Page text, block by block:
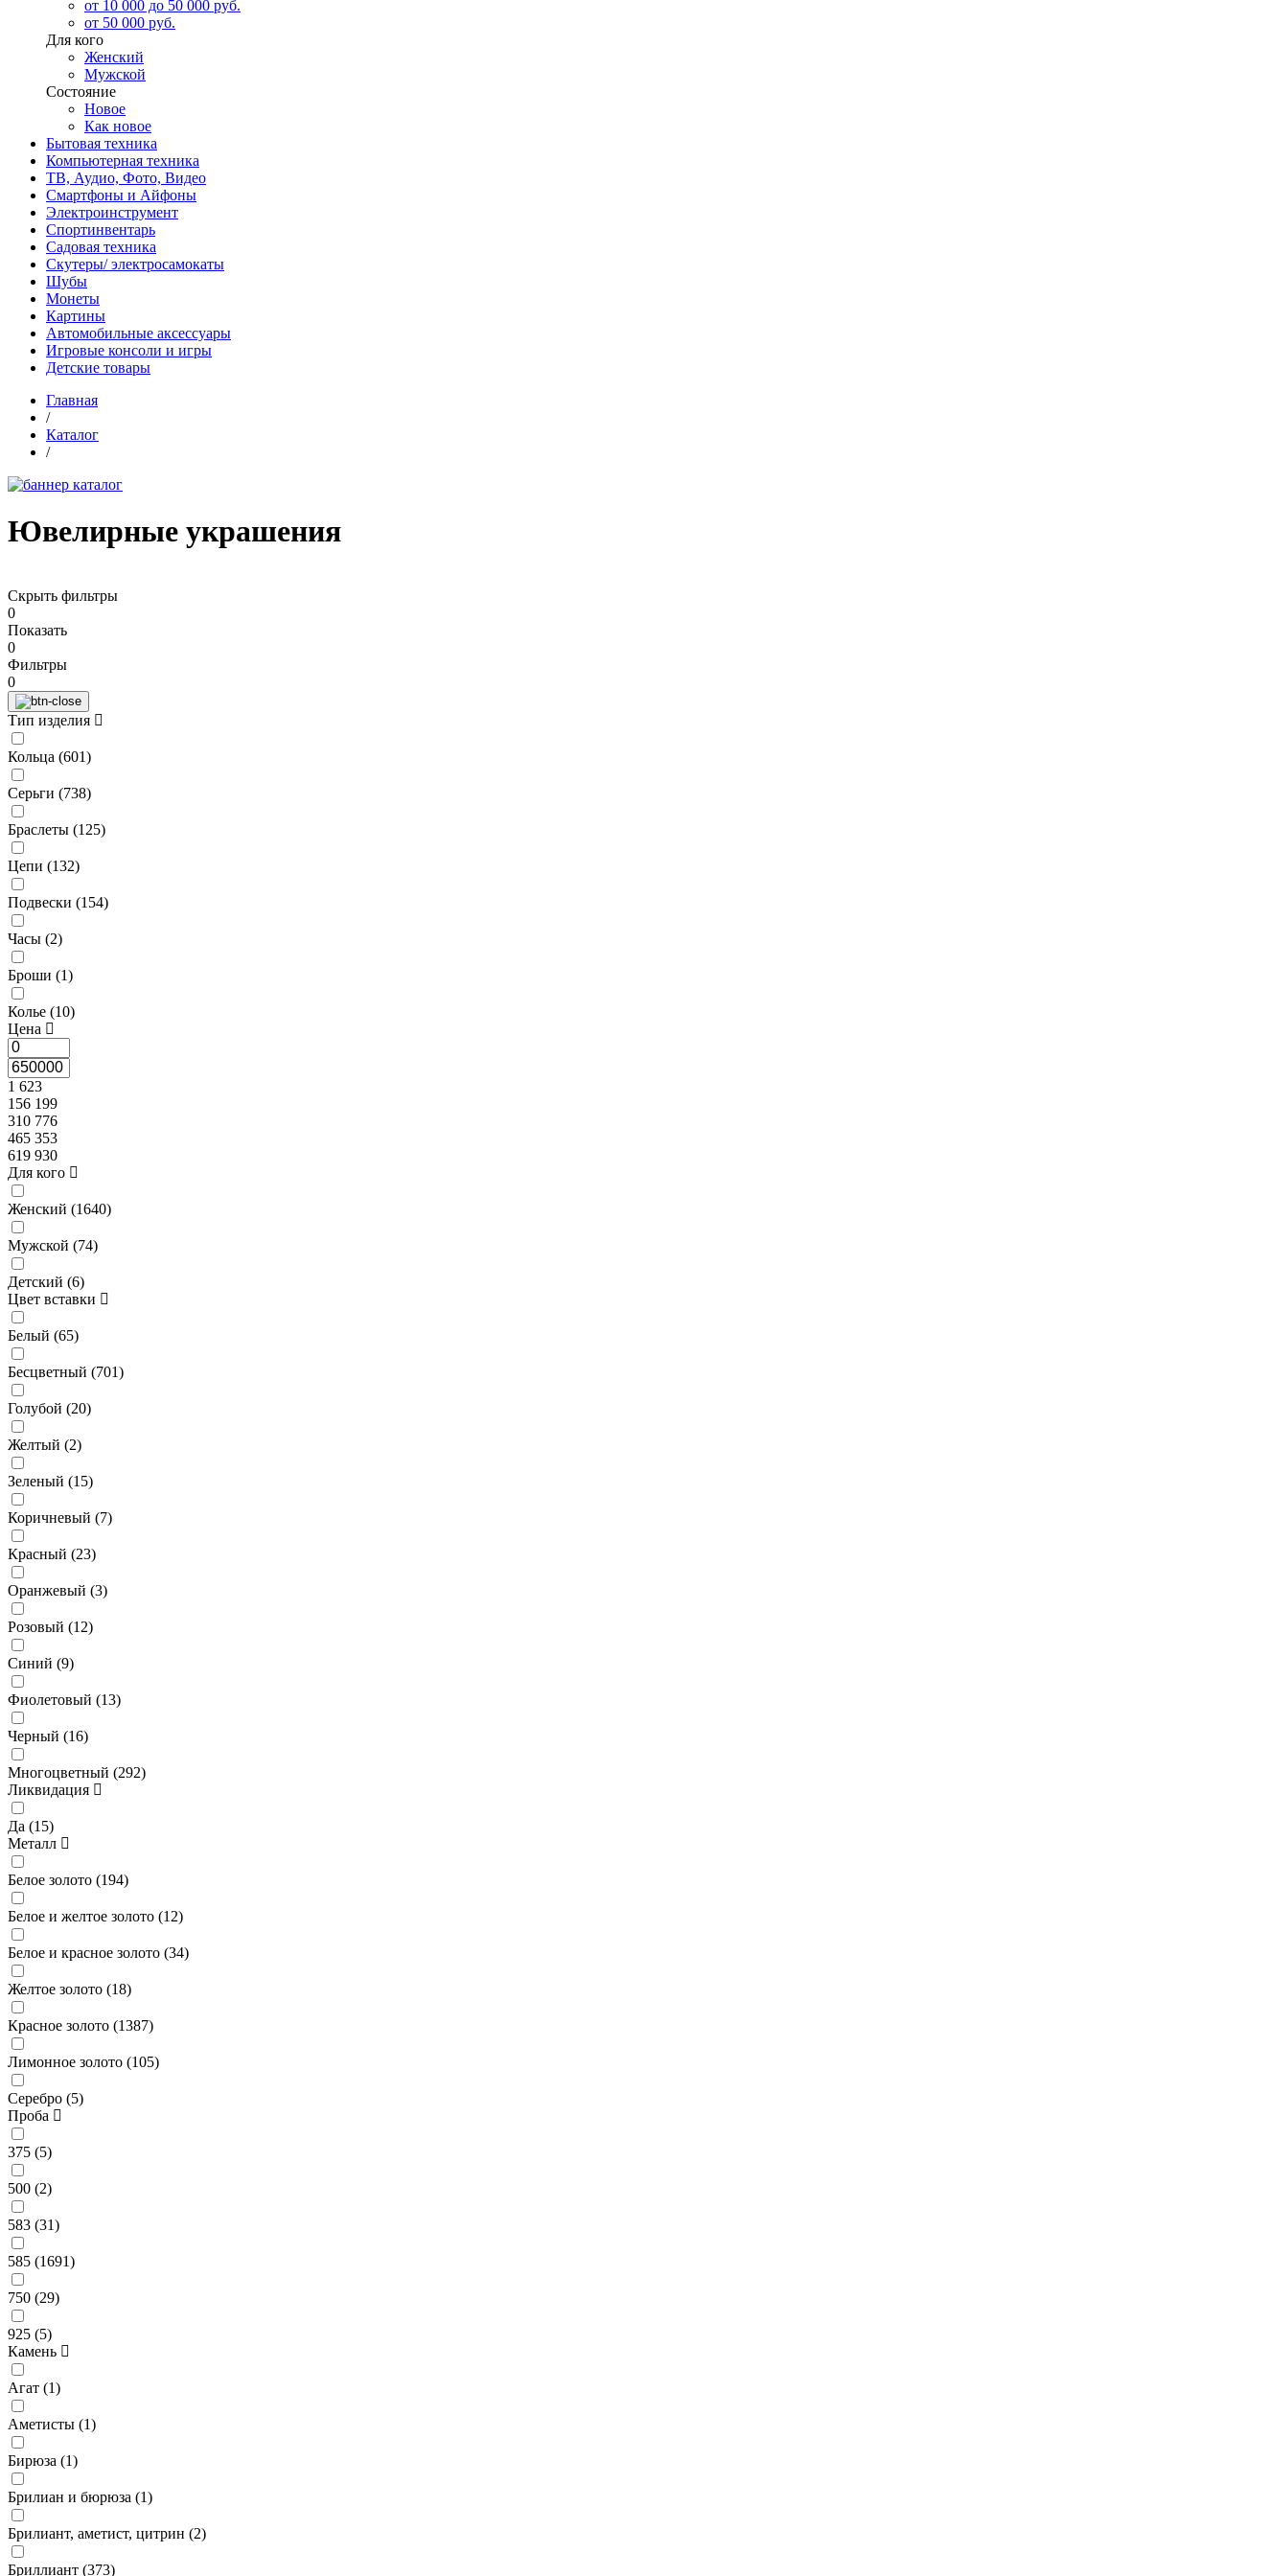
от 10 000 до 50 000 руб.
от 50 000 руб.
Для кого
Женский
Мужской
Состояние
Новое
Как новое
Бытовая техника
Компьютерная техника
ТВ, Аудио, Фото, Видео
Смартфоны и Айфоны
Электроинструмент
Спортинвентарь
Садовая техника
Скутеры/ электросамокаты
Шубы
Монеты
Картины
Автомобильные аксессуары
Игровые консоли и игры
Детские товары
Главная
/
Каталог
/
Ювелирные украшения
Скрыть фильтры
0
Показать
0
Фильтры
0
Тип изделия
Кольца (601)
Серьги (738)
Браслеты (125)
Цепи (132)
Подвески (154)
Часы (2)
Броши (1)
Колье (10)
Цена
1 623
156 199
310 776
465 353
619 930
Для кого
Женский (1640)
Мужской (74)
Детский (6)
Цвет вставки
Белый (65)
Бесцветный (701)
Голубой (20)
Желтый (2)
Зеленый (15)
Коричневый (7)
Красный (23)
Оранжевый (3)
Розовый (12)
Синий (9)
Фиолетовый (13)
Черный (16)
Многоцветный (292)
Ликвидация
Да (15)
Металл
Белое золото (194)
Белое и желтое золото (12)
Белое и красное золото (34)
Желтое золото (18)
Красное золото (1387)
Лимонное золото (105)
Серебро (5)
Проба
375 (5)
500 (2)
583 (31)
585 (1691)
750 (29)
925 (5)
Камень
Агат (1)
Аметисты (1)
Бирюза (1)
Брилиан и бюрюза (1)
Брилиант, аметист, цитрин (2)
Бриллиант (373)